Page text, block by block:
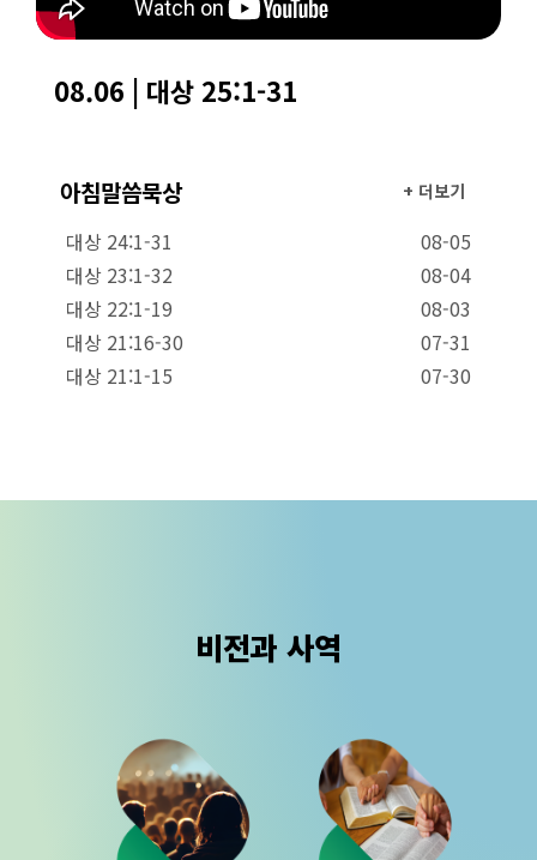
08.06 | 대상 25:1-31
아침말씀묵상 + 더보기
대상 24:1-31
08-05
대상 23:1-32
08-04
대상 22:1-19
08-03
대상 21:16-30
07-31
대상 21:1-15
07-30
비전과 사역